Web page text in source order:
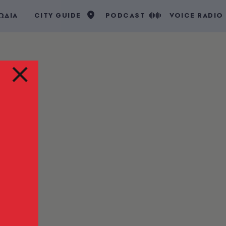
CITY GUIDE PODCAST VOICE RADIO